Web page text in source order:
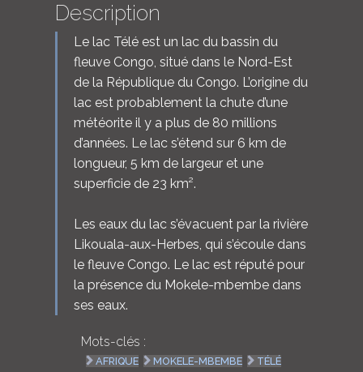
Description
Le lac Télé est un lac du bassin du
fleuve Congo, situé dans le Nord-Est
de la République du Congo. L’origine du
lac est probablement la chute d’une
météorite il y a plus de 80 millions
d’années. Le lac s’étend sur 6 km de
longueur, 5 km de largeur et une
superficie de 23 km².
Les eaux du lac s’évacuent par la rivière
Likouala-aux-Herbes, qui s’écoule dans
le fleuve Congo. Le lac est réputé pour
la présence du Mokele-mbembe dans
ses eaux.
Mots-clés :
AFRIQUE MOKELE-MBEMBE
TÉLÉ